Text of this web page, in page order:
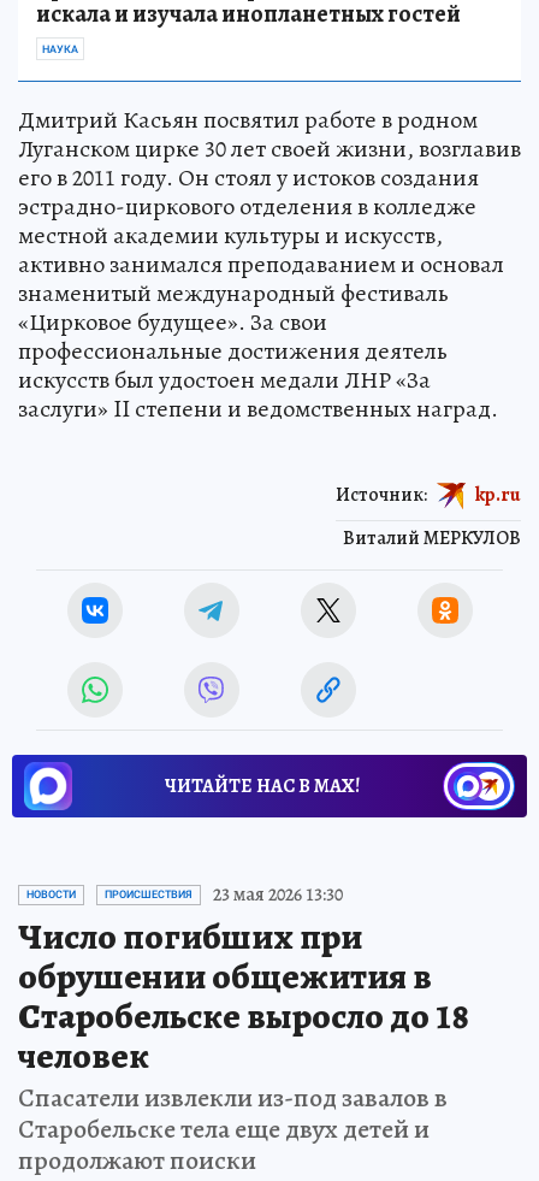
искала и изучала инопланетных гостей
НАУКА
Дмитрий Касьян посвятил работе в родном
Луганском цирке 30 лет своей жизни, возглавив
его в 2011 году. Он стоял у истоков создания
эстрадно-циркового отделения в колледже
местной академии культуры и искусств,
активно занимался преподаванием и основал
знаменитый международный фестиваль
«Цирковое будущее». За свои
профессиональные достижения деятель
искусств был удостоен медали ЛНР «За
заслуги» II степени и ведомственных наград.
Виталий МЕРКУЛОВ
Источник: kp.ru
ЧИТАЙТЕ НАС В МАХ!
НОВОСТИ ПРОИСШЕСТВИЯ 23 мая 2026 13:30
Число погибших при
обрушении общежития в
Старобельске выросло до 18
человек
Спасатели извлекли из-под завалов в
Старобельске тела еще двух детей и
продолжают поиски